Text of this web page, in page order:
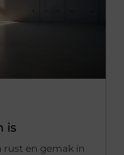
is
rust en gemak in